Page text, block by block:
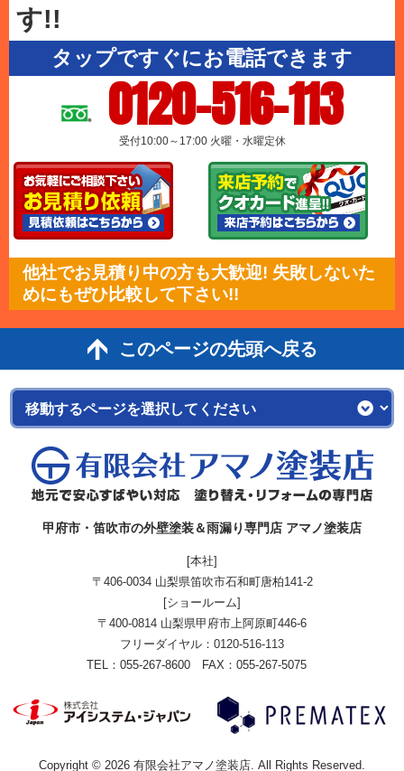
す!!
タップですぐにお電話できます
0120-516-113
受付10:00～17:00 火曜・水曜定休
他社でお見積り中の方も大歓迎! 失敗しないた
めにもぜひ比較して下さい!!
このページの先頭へ戻る
甲府市・笛吹市の外壁塗装＆雨漏り専門店 アマノ塗装店
[本社]
〒406-0034 山梨県笛吹市石和町唐柏141-2
[ショールーム]
〒400-0814 山梨県甲府市上阿原町446-6
フリーダイヤル： 0120-516-113
TEL：055-267-8600 FAX：055-267-5075
Copyright © 2026 有限会社アマノ塗装店. All Rights Reserved.